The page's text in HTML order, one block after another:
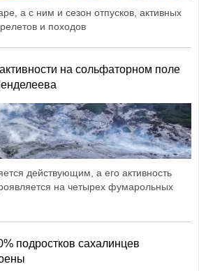
а с ним и сезон отпусков, активных
и походов
на сольфаторном поле
действующим, а его активность
на четырех фумарольных
подростков сахалинцев